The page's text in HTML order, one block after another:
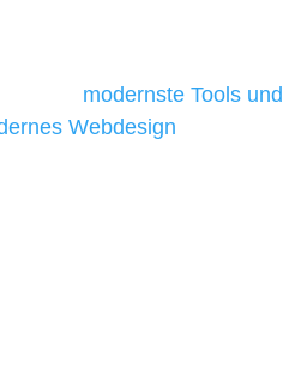
modernste Tools und
Webdesign